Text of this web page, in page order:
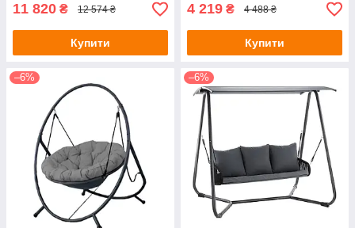
11 820 ₴ 12 574 ₴
Купити
4 219 ₴ 4 488 ₴
Купити
–6% –6%